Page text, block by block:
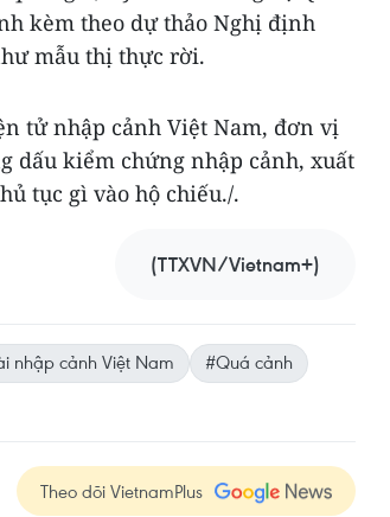
kèm theo dự thảo Nghị định
mẫu thị thực rời.
tử nhập cảnh Việt Nam, đơn vị
dấu kiểm chứng nhập cảnh, xuất
tục gì vào hộ chiếu./.
(TTXVN/Vietnam+)
nhập cảnh Việt Nam
#Quá cảnh
Theo dõi VietnamPlus